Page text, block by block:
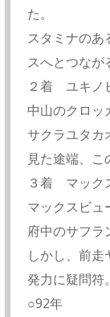
た。
スタミナのあ
スへとつなが
２着 ユキノ
中山のクロッ
サクラユタカ
見た途端、こ
３着 マック
マックスビュ
府中のサフラ
しかし、前
発力に疑問符。
○92年